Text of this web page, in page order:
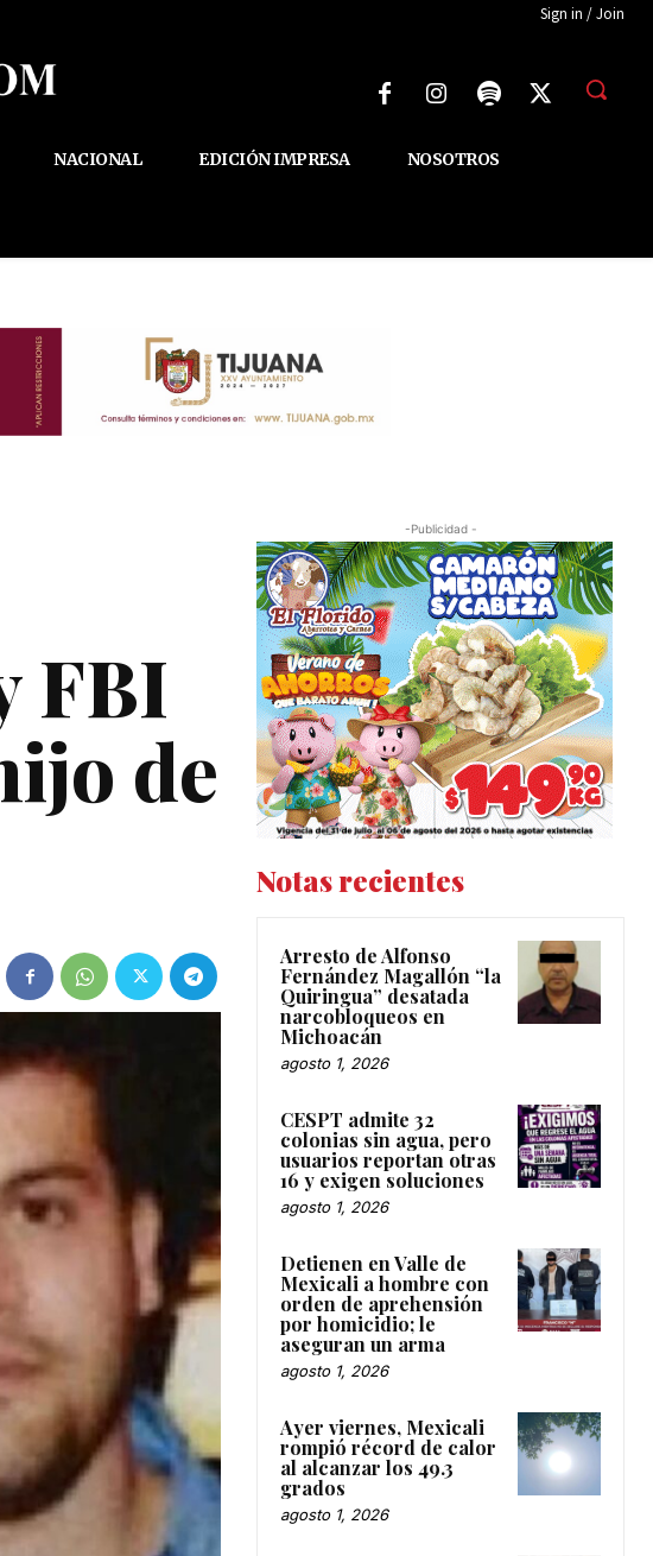
Sign in / Join
NACIONAL EDICIÓN IMPRESA NOSOTROS
FBI
de
-Publicidad -
Notas recientes
Arresto de Alfonso
Fernández Magallón “la
Quiringua” desatada
narcobloqueos en
Michoacán
agosto 1, 2026
CESPT admite 32
colonias sin agua, pero
usuarios reportan otras
16 y exigen soluciones
agosto 1, 2026
Detienen en Valle de
Mexicali a hombre con
orden de aprehensión
por homicidio; le
aseguran un arma
agosto 1, 2026
Ayer viernes, Mexicali
rompió récord de calor
al alcanzar los 49.3
grados
agosto 1, 2026